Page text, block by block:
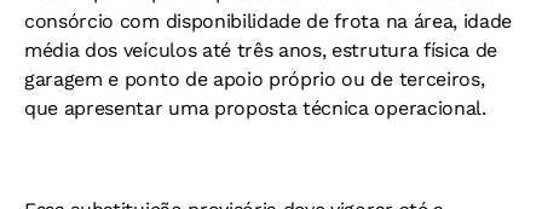
consórcio com disponibilidade de frota na área, idade
média dos veículos até três anos, estrutura física de
garagem e ponto de apoio próprio ou de terceiros,
que apresentar uma proposta técnica operacional.